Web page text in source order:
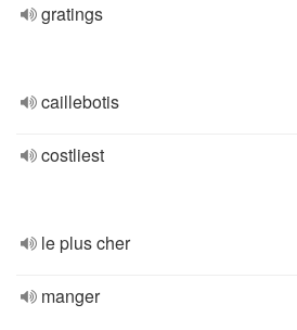
gratings
caillebotis
costliest
le plus cher
manger